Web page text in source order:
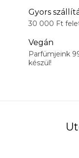
Gyors
30 000 Ft
Vegán
Parfümjeink
készül!